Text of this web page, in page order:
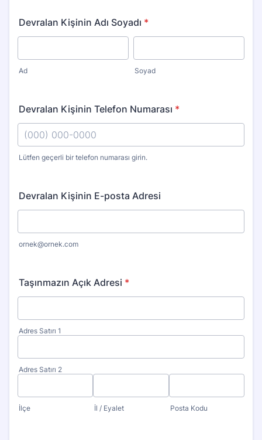
Devralan Kişinin Adı Soyadı *
Ad Soyad
Devralan Kişinin Telefon Numarası *
Lütfen geçerli bir telefon numarası girin.
Devralan Kişinin E-posta Adresi
ornek@ornek.com
Taşınmazın Açık Adresi *
Adres Satırı 1
Adres Satırı 2
İlçe İl / Eyalet Posta Kodu